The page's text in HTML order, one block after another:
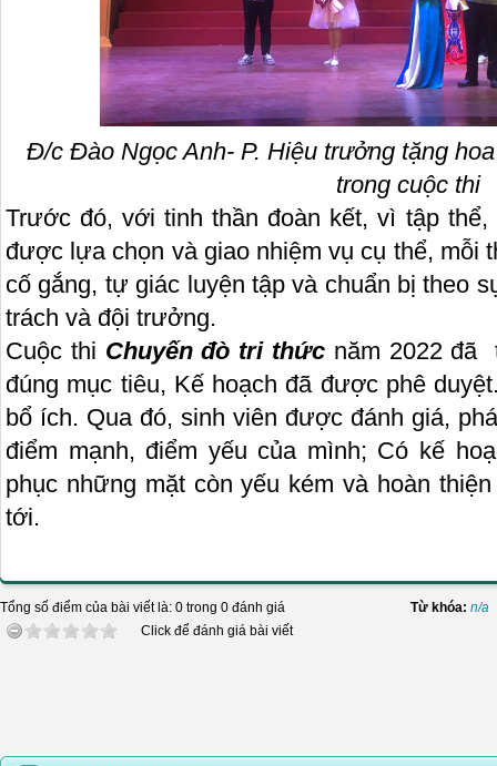
Đ/c Đào Ngọc Anh- P. Hiệu trưởng tặng
trong cuộc thi
Trước đó, với tinh thần đoàn kết, vì tập
được lựa chọn và giao nhiệm vụ cụ thể, mỗi
cố gắng, tự giác luyện tập và chuẩn bị theo
trách và đội trưởng.
Cuộc thi Chuyến đò tri thức năm 2022 đã
đúng mục tiêu, Kế hoạch đã được phê
bổ ích. Qua đó, sinh viên được đánh giá,
điểm mạnh, điểm yếu của mình; Có kế
phục những mặt còn yếu kém và hoàn
tới.
Tổng số điểm của bài viết là: 0 trong 0 đánh giá
Click để đánh giá bài viết
Từ khóa: n/a